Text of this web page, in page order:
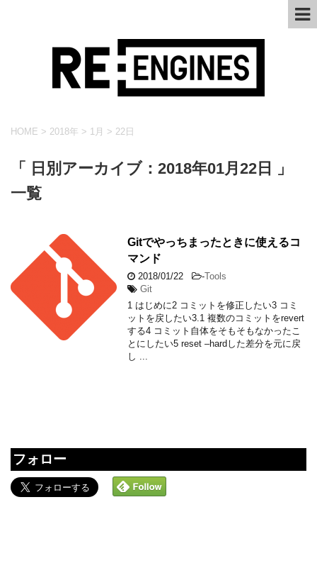
HOME > 2018年 > 1月 > 22日
「 日別アーカイブ：2018年01月22日 」
一覧
Gitでやっちまったときに使えるコ
マンド
2018/01/22 -Tools
Git
1 はじめに2 コミットを修正したい3 コミ
ットを戻したい3.1 複数のコミットをrevert
する4 コミット自体をそもそもなかったこ
とにしたい5 reset –hardした差分を元に戻
し ...
フォロー